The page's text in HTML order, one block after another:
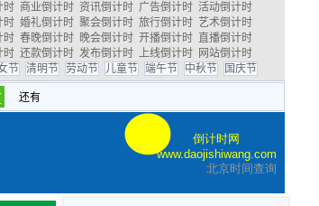
时 商业倒计时 资讯倒计时 广告倒计时 活动倒计时
时 婚礼倒计时 聚会倒计时 旅行倒计时 艺术倒计时
时 春晚倒计时 晚会倒计时 开播倒计时 直播倒计时
时 还款倒计时 发布倒计时 上线倒计时 网站倒计时
节 清明节 劳动节 儿童节 端午节 中秋节 国庆节